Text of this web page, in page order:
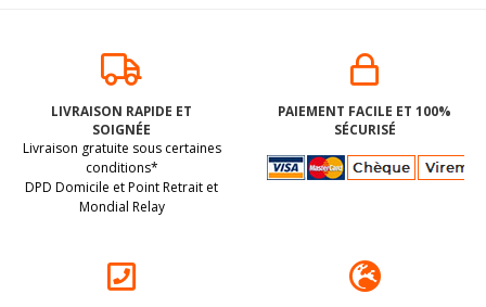
LIVRAISON RAPIDE ET
SOIGNÉE
Livraison gratuite sous certaines
conditions*
DPD Domicile et Point Retrait et
Mondial Relay
PAIEMENT FACILE ET 100%
SÉCURISÉ